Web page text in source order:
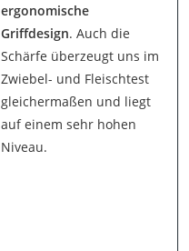
ergonomische
Griffdesign. Auch die
Schärfe überzeugt uns im
Zwiebel- und Fleischtest
gleichermaßen und liegt
auf einem sehr hohen
Niveau.